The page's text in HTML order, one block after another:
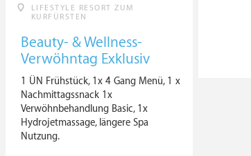
LIFESTYLE RESORT ZUM
KURFÜRSTEN
Beauty- & Wellness-
Verwöhntag Exklusiv
1 ÜN Frühstück, 1x 4 Gang Menü, 1 x
Nachmittagssnack 1x
Verwöhnbehandlung Basic, 1x
Hydrojetmassage, längere Spa
Nutzung.